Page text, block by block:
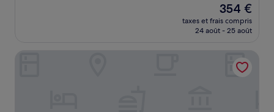
Le
nouveau
prix
de
354 €
354 €
taxes et frais compris
24 août - 25 août
Anantara Plaza Nice Hotel - A Leading Hotel of the World